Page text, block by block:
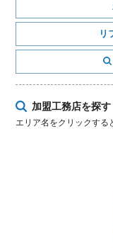
リ
加盟工務店を探す
エリア名をクリックする